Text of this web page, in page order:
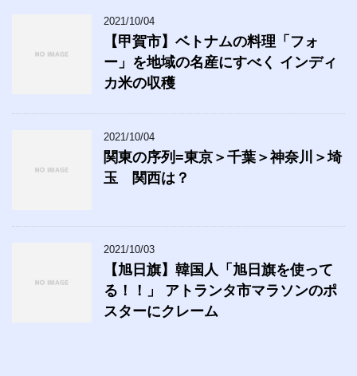
2021/10/04
【甲賀市】ベトナムの料理「フォ
ー」を地域の名産にすべく インディ
カ米の収穫
2021/10/04
関東の序列=東京＞千葉＞神奈川＞埼
玉 関西は？
2021/10/03
【旭日旗】韓国人「旭日旗を使って
る！！」 アトランタ市マラソンのポ
スターにクレーム